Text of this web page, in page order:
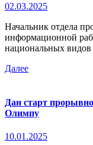
02.03.2025
Начальник отдела
информационной
национальных
Далее
Дан старт
Олимпу
10.01.2025